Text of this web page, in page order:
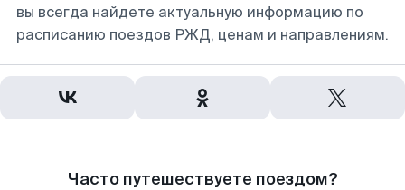
вы всегда найдете актуальную информацию по
расписанию поездов РЖД, ценам и направлениям.
Часто путешествуете поездом?